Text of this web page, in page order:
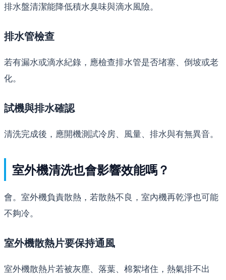
排水盤清潔能降低積水臭味與滴水風險。
排水管檢查
若有漏水或滴水紀錄，應檢查排水管是否堵塞、倒坡或老
化。
試機與排水確認
清洗完成後，應開機測試冷房、風量、排水與有無異音。
室外機清洗也會影響效能嗎？
會。室外機負責散熱，若散熱不良，室內機再乾淨也可能
不夠冷。
室外機散熱片要保持通風
室外機散熱片若被灰塵、落葉、棉絮堵住，熱氣排不出